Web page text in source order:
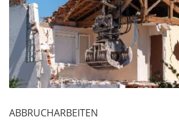
ABBRUCHARBEITEN